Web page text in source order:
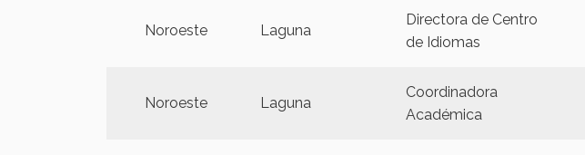
Noroeste Laguna
Directora de Centro
de Idiomas
Noroeste Laguna
Coordinadora
Académica